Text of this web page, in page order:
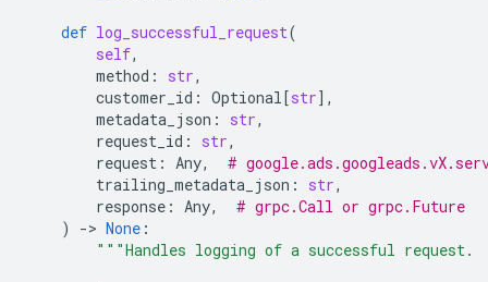
def log_successful_request(
self,
method : str,
customer_id : Optional[str],
metadata_json : str,
request_id : str,
request : Any,
#
trailing_metadata_json : str,
response : Any,
# grpc.Call or grpc.Future
)
-> None :
"""Handles logging of a successful request.